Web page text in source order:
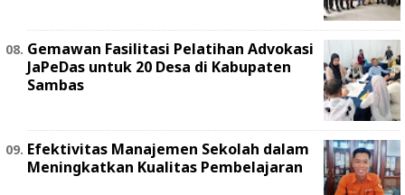
Gemawan Fasilitasi Pelatihan Advokasi
JaPeDas untuk 20 Desa di Kabupaten
Sambas
Efektivitas Manajemen Sekolah dalam
Meningkatkan Kualitas Pembelajaran